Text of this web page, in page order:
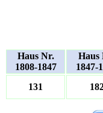
Haus Nr.
1808-1847
Haus
1847-
131